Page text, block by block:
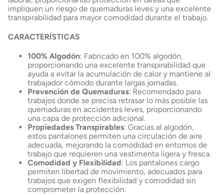
impliquen un riesgo de quemaduras leves y una excelente
transpirabilidad para mayor comodidad durante el trabajo.
CARACTERÍSTICAS
100% Algodón: Fabricado en 100% algodón,
proporcionando una excelente transpirabilidad que
ayuda a evitar la acumulación de calor y mantiene al
trabajador cómodo durante largas jornadas.
Prevención de Quemaduras: Recomendado para
trabajos donde se precisa retrasar lo más posible las
quemaduras en accidentes leves, proporcionando
una capa de protección adicional.
Propiedades Transpirables: Gracias al algodón,
estos pantalones permiten una circulación de aire
adecuada, mejorando la comodidad en entornos de
trabajo que requieren una vestimenta ligera y fresca.
Comodidad y Flexibilidad: Los pantalones cargo
permiten libertad de movimiento, adecuados para
trabajos que exigen flexibilidad y comodidad sin
comprometer la protección.